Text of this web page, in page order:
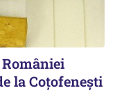
la Coțofenești